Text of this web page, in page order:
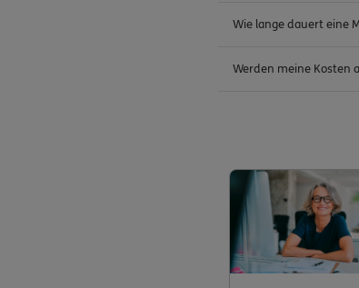
Wie lange dauert eine
Werden meine Kosten